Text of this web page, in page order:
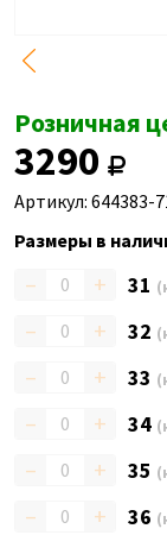
Розничная
3290
Артикул: 644383-
Размеры в
– + 31
– + 32
– + 33
– + 34
– + 35
– + 36